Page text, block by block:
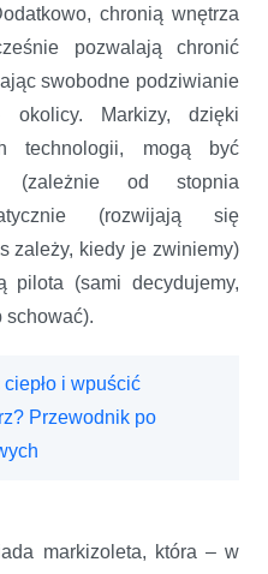
chronią wnętrza
pozwalają chronić
swobodne podziwianie
okolicy. Markizy, dzięki
technologii, mogą być
(zależnie od stopnia
(rozwijają się
zależy, kiedy je zwiniemy)
pilota (sami decydujemy,
schować).
i wpuścić
Przewodnik po
markizoleta, która – w